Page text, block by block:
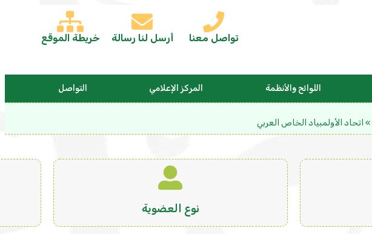
تواصل معنا أرسل لنا رسالة خريطة الموقع
اللوائح والأنظمة المركز الإعلامي التواصل
» اتحاد الأولمبياد الخاص العربي
نوع العضوية